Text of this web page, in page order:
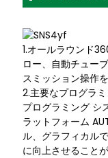
1.オールラウンド
ロー、自動チュー
スミッション操作
2.主要なプログラ
プログラミング シ
ラットフォーム
ル、グラフィカル
に向上させること